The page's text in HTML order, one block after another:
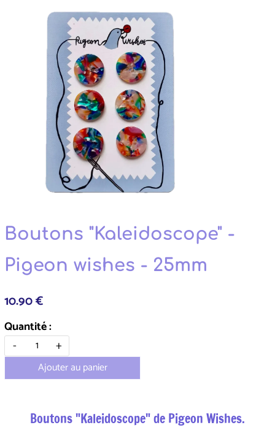
Boutons "Kaleidoscope" -
Pigeon wishes - 25mm
10.90 €
Quantité :
-
+
Ajouter au panier
Boutons "Kaleidoscope" de Pigeon Wishes.